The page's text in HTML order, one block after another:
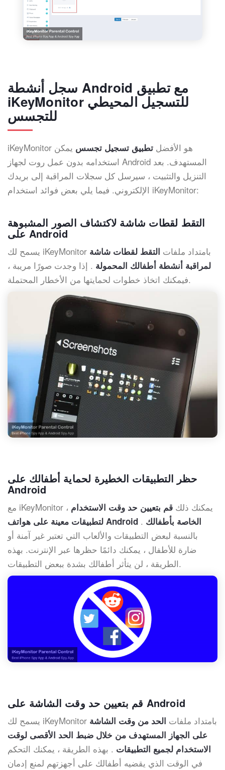
سجل أنشطة Android مع تطبيق
iKeyMonitor للتسجيل المحيطي
للتجسس
iKeyMonitor هو الأفضل تطبيق تسجيل تجسس يمكن
استخدامه بدون عمل روت لجهاز Android المستهدف. بعد
التنزيل والتثبيت ، سيرسل كل سجلات المراقبة إلى بريدك
الإلكتروني. فيما يلي بعض فوائد استخدام iKeyMonitor:
التقط لقطات شاشة لاكتشاف الصور المشبوهة
على Android
يسمح لك iKeyMonitor بامتداد ملفات التقط لقطات شاشة
لمراقبة أنشطة أطفالك المحمولة . إذا وجدت صورًا مريبة ،
فيمكنك اتخاذ خطوات لحمايتها من الأخطار المحتملة.
حظر التطبيقات الخطيرة لحماية أطفالك على
Android
مع iKeyMonitor ، يمكنك ذلك قم بتعيين حد وقت الاستخدام
لتطبيقات معينة على هواتف Android الخاصة بأطفالك .
بالنسبة لبعض التطبيقات والألعاب التي تعتبر غير آمنة أو
ضارة للأطفال ، يمكنك دائمًا حظرها عبر الإنترنت. بهذه
الطريقة ، لن يتأثر أطفالك بشدة ببعض التطبيقات.
قم بتعيين حد وقت الشاشة على Android
يسمح لك iKeyMonitor بامتداد ملفات الحد من وقت الشاشة
على الجهاز المستهدف من خلال ضبط الحد الأقصى لوقت
الاستخدام لجميع التطبيقات . بهذه الطريقة ، يمكنك التحكم
في الوقت الذي يقضيه أطفالك على أجهزتهم لمنع إدمان